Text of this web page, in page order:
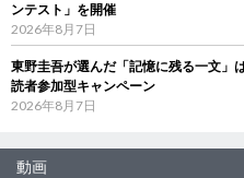
ンテスト」を開催
2026年8月7日
東野圭吾が選んだ「記憶に残る一文
読者参加型キャンペーン
2026年8月7日
動画